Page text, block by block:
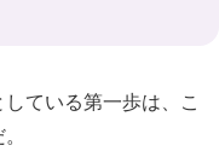
ている第一歩は、こ